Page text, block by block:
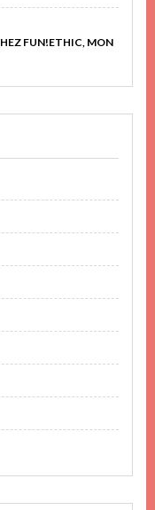
FUN!ETHIC, MON